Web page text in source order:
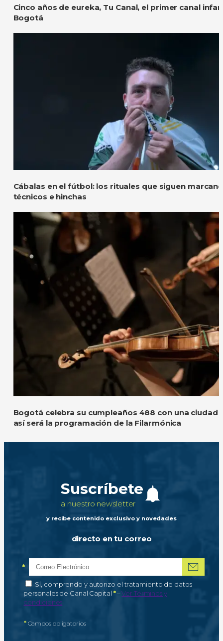
Cinco años de eureka, Tu Canal, el primer canal
Bogotá
Cábalas en el fútbol: los rituales que siguen
técnicos e hinchas
Bogotá celebra su cumpleaños 488 con una ciudad
así será la programación de la Filarmónica
Suscríbete
a nuestro newsletter
y recibe contenido exclusivo y novedades
directo en tu correo
Correo electrónico
*Campo obligatorio
Autorización de tratamiento de datos personales
Sí, comprendo y autorizo el tratamiento de datos
personales de Canal Capital *–Campo obligatorio
Ver Términos y
condiciones
*Campos obligatorios